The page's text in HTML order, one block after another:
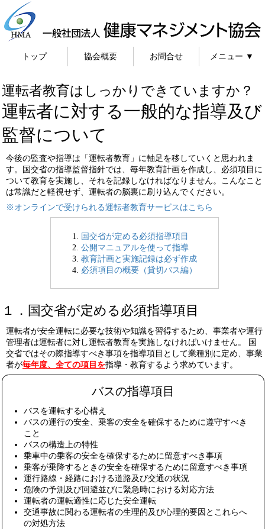
トップ 協会概要 お問合せ メニュー ▼
運転者教育はしっかりできていますか？
運転者に対する一般的な指導及び
監督について
今後の監査や指導は「運転者教育」に軸足を移していくと思われま
す。国交省の指導監督指針では、毎年教育計画を作成し、必須項目に
ついて教育を実施し、それを記録しなければなりません。こんなこと
は常識だと軽視せず、運転者の脳裏に刷り込んでください。
※オンラインで受けられる運転者教育サービスはこちら
国交省が定める必須指導項目
公開マニュアルを使って指導
教育計画と実施記録は必ず作成
必須項目の概要（貸切バス編）
１．国交省が定める必須指導項目
運転者が安全運転に必要な技術や知識を習得するため、事業者や運行
管理者は運転者に対し運転者教育を実施しなければいけません。 国
交省ではその際指導すべき事項を指導項目として業種別に定め、事業
者が毎年度、全ての項目を指導・教育するよう求めています。
バスの指導項目
バスを運転する心構え
バスの運行の安全、乗客の安全を確保するために遵守すべき
こと
バスの構造上の特性
乗車中の乗客の安全を確保するために留意すべき事項
乗客が乗降するときの安全を確保するために留意すべき事項
運行路線・経路における道路及び交通の状況
危険の予測及び回避並びに緊急時における対応方法
運転者の運転適性に応じた安全運転
交通事故に関わる運転者の生理的及び心理的要因とこれらへ
の対処方法